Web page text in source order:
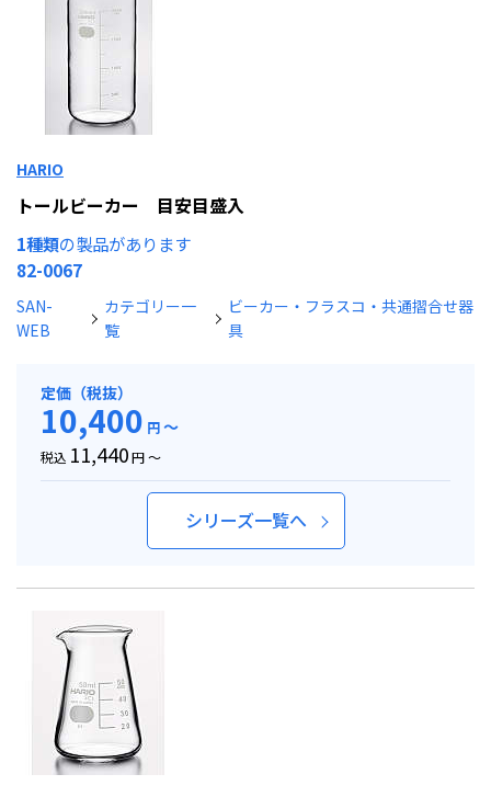
HARIO
トールビーカー 目安目盛入
1種類の製品があります
82-0067
SAN-
WEB
カテゴリー一
覧
ビーカー・フラスコ・共通摺合せ器
具
定価（税抜）
10,400 円～
税込 11,440円 ～
シリーズ一覧へ